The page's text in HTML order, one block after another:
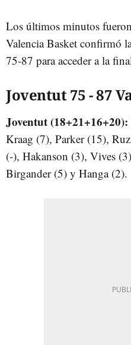
Los últimos minutos
Valencia Basket confirmó
75-87 para acceder a la
Joventut 75 - 87
Joventut (18+21+16+20):
Kraag (7), Parker (15),
(-), Hakanson (3), Vives
Birgander (5) y Hanga (2).